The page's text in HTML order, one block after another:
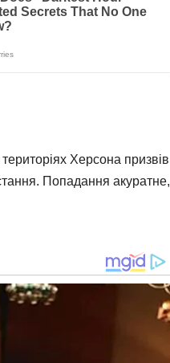
Херсона призвів
Попадання акуратне,